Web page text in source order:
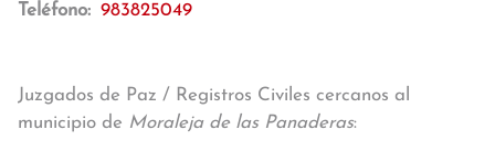
Teléfono: 983825049
Juzgados de Paz / Registros Civiles cercanos al
municipio de Moraleja de las Panaderas: